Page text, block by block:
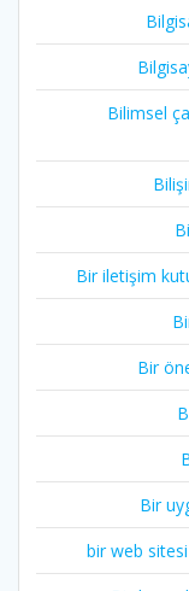
Bilimsel
Bir iletişim
Bir
Bir
bir web sitesi